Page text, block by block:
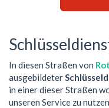
In diesen Straßen von
ausgebildeter
in einer dieser Straßen
unseren Service zu